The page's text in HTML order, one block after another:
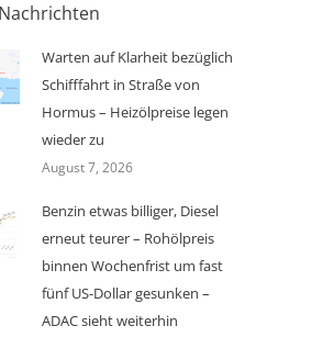
Warten auf Klarheit bezüglich
Schifffahrt in Straße von
Hormus – Heizölpreise legen
wieder zu
August 7, 2026
Benzin etwas billiger, Diesel
erneut teurer – Rohölpreis
binnen Wochenfrist um fast
fünf US-Dollar gesunken –
ADAC sieht weiterhin